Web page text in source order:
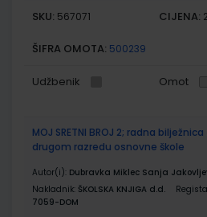
SKU: 567071 CIJENA:
ŠIFRA OMOTA: 500239
Udžbenik Omot
MOJ SRETNI BROJ 2; radna
drugom razredu osnovne škole
Autor(i): Dubravka Miklec Sanja
Nakladnik: ŠKOLSKA KNJIGA d.d.
7059-DOM